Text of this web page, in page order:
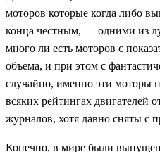
моторов которые когда либо
конца честным, — одними из
много ли есть моторов с
объема, и при этом с
случайно, именно эти моторы
всяких рейтингах двигателей
журналов, хотя давно сняты с
Конечно, в мире были